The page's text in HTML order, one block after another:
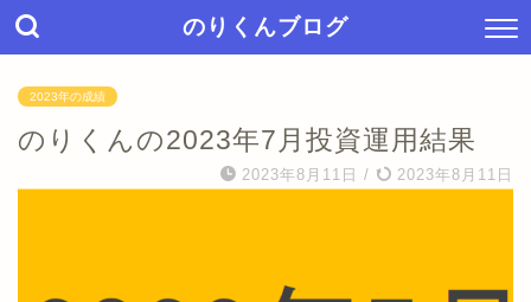
のりくんブログ
2023年の成績
のりくんの2023年7月投資運用結果
2023年8月11日 / 2023年8月11日